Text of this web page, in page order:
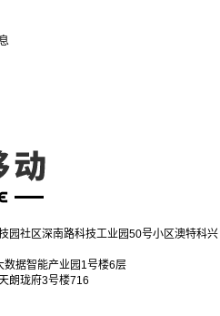
园社区深南路科技工业园50号小区澳特科兴
数据智能产业园1号楼6层
朗珑府3号楼716